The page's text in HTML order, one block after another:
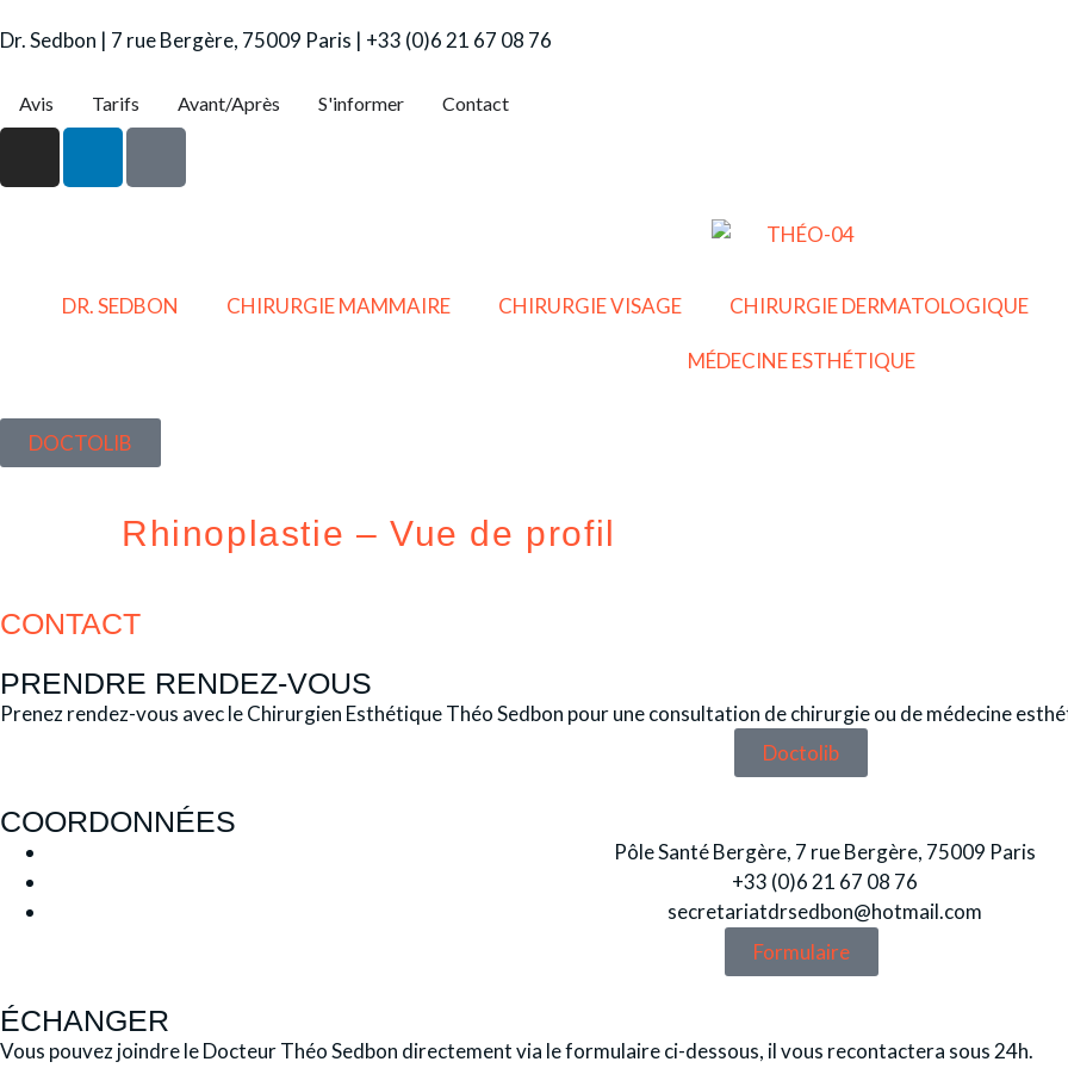
Dr. Sedbon | 7 rue Bergère, 75009 Paris | +33 (0)6 21 67 08 76
Avis Tarifs Avant/Après S'informer Contact
DR. SEDBON CHIRURGIE MAMMAIRE CHIRURGIE VISAGE CHIRURGIE DERMATOLOGIQUE
MÉDECINE ESTHÉTIQUE
DOCTOLIB
Rhinoplastie – Vue de profil
CONTACT
PRENDRE RENDEZ-VOUS
Prenez rendez-vous avec le Chirurgien Esthétique Théo Sedbon pour une consultation de chirurgie ou de médecine
Doctolib
COORDONNÉES
Pôle Santé Bergère, 7 rue Bergère, 75009 Paris
+33 (0)6 21 67 08 76
secretariatdrsedbon@hotmail.com
Formulaire
ÉCHANGER
Vous pouvez joindre le Docteur Théo Sedbon directement via le formulaire ci-dessous, il vous recontactera sous 24h.